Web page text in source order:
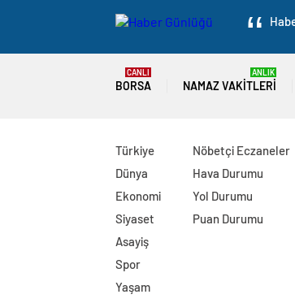
BORSA
CANLI
NAMAZ VAKITLERI
ANLIK
Türkiye
Dünya
Ekonomi
Siyaset
Asayiş
Spor
Yaşam
Nöbetçi Eczaneler
Hava Durumu
Yol Durumu
Puan Durumu